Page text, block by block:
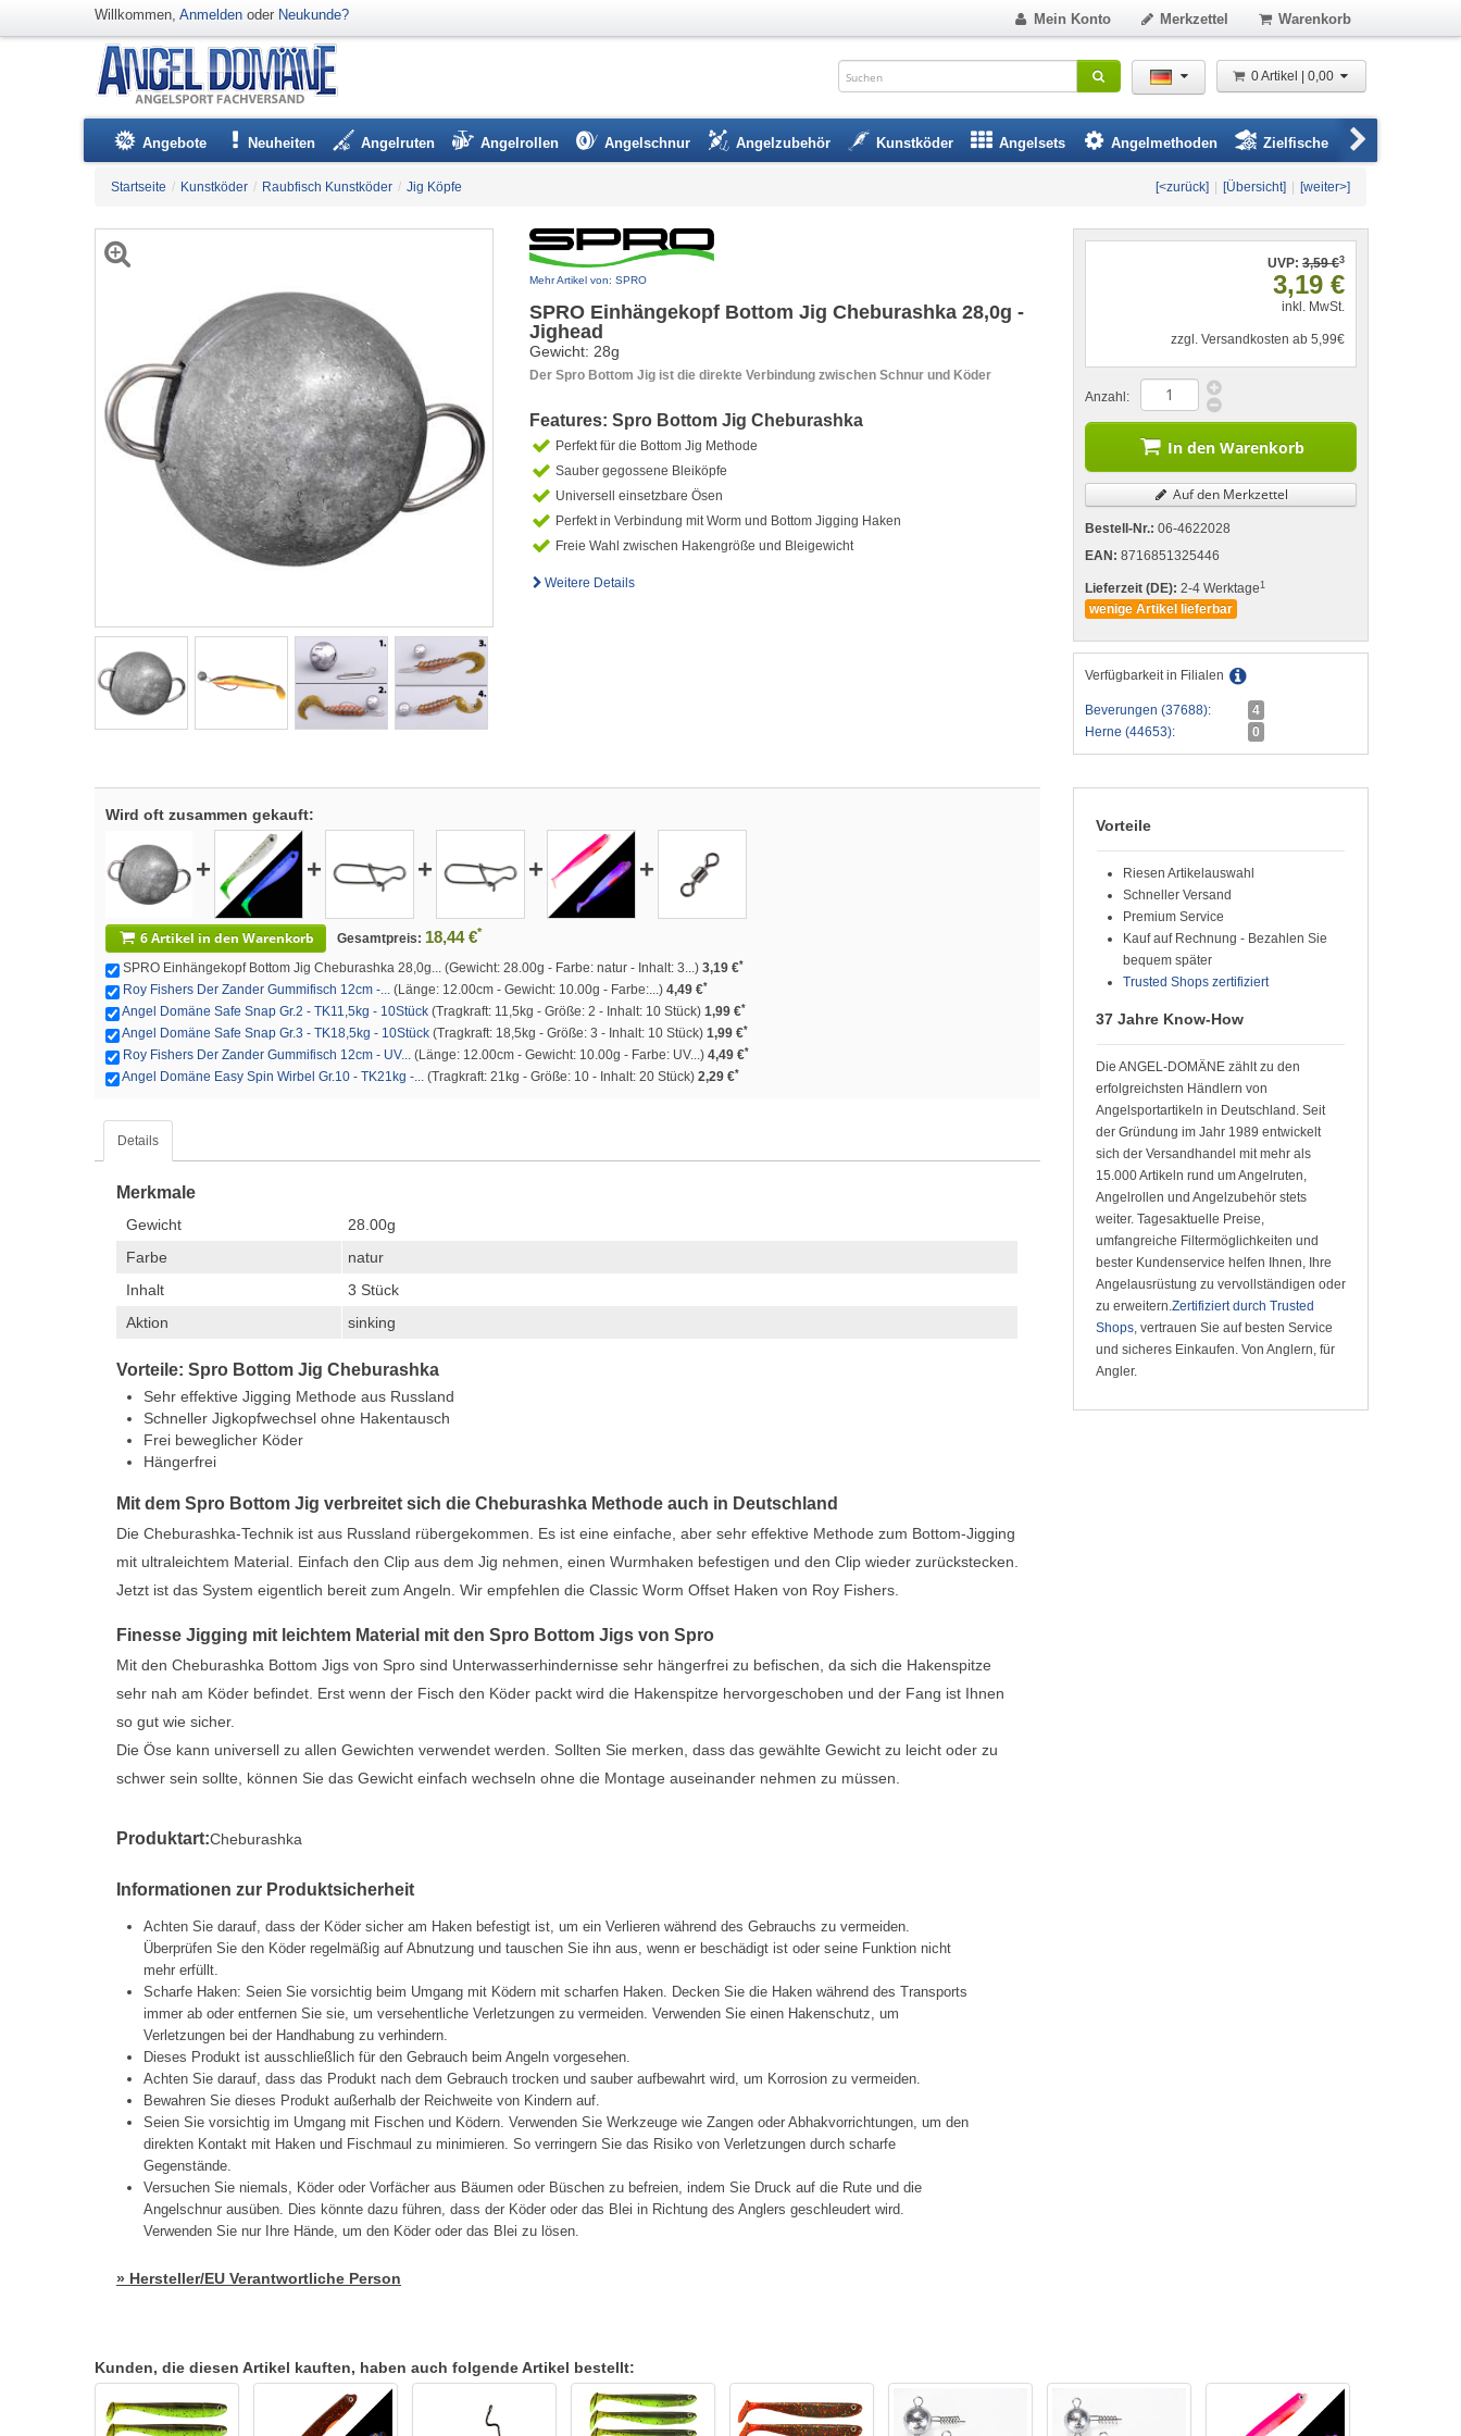
Willkommen, Anmelden oder Neukunde? Mein Konto Merkzettel Warenkorb
0 Artikel | 0,00
Angebote Neuheiten Angelruten Angelrollen Angelschnur Angelzubehör Kunstköder Angelsets Angelmethoden Zielfische
Startseite / Kunstköder / Raubfisch Kunstköder / Jig Köpfe [<zurück] [Übersicht] [weiter>]
Mehr Artikel von: SPRO
SPRO Einhängekopf Bottom Jig Cheburashka 28,0g -
Jighead
Gewicht: 28g
Der Spro Bottom Jig ist die direkte Verbindung zwischen Schnur und Köder
Features: Spro Bottom Jig Cheburashka
Perfekt für die Bottom Jig Methode
Sauber gegossene Bleiköpfe
Universell einsetzbare Ösen
Perfekt in Verbindung mit Worm und Bottom Jigging Haken
Freie Wahl zwischen Hakengröße und Bleigewicht
Weitere Details
UVP: 3,59 €3
3,19 €
inkl. MwSt.
zzgl. Versandkosten ab 5,99€
Anzahl:
In den Warenkorb
Auf den Merkzettel
Bestell-Nr.: 06-4622028
EAN: 8716851325446
Lieferzeit (DE): 2-4 Werktage 1
wenige Artikel lieferbar
Verfügbarkeit in Filialen
Beverungen (37688):
4
Herne (44653):
0
Wird oft zusammen gekauft:
+ + + + +
6 Artikel in den Warenkorb Gesamtpreis: 18,44 €*
SPRO Einhängekopf Bottom Jig Cheburashka 28,0g... (Gewicht: 28.00g - Farbe: natur - Inhalt: 3...) 3,19 €*
Roy Fishers Der Zander Gummifisch 12cm -... (Länge: 12.00cm - Gewicht: 10.00g - Farbe:...) 4,49 €*
Angel Domäne Safe Snap Gr.2 - TK11,5kg - 10Stück (Tragkraft: 11,5kg - Größe: 2 - Inhalt: 10 Stück) 1,99 €*
Angel Domäne Safe Snap Gr.3 - TK18,5kg - 10Stück (Tragkraft: 18,5kg - Größe: 3 - Inhalt: 10 Stück) 1,99 €*
Roy Fishers Der Zander Gummifisch 12cm - UV... (Länge: 12.00cm - Gewicht: 10.00g - Farbe: UV...) 4,49 €*
Angel Domäne Easy Spin Wirbel Gr.10 - TK21kg -... (Tragkraft: 21kg - Größe: 10 - Inhalt: 20 Stück) 2,29 €*
Details
Merkmale
Gewicht
28.00g
Farbe
natur
Inhalt
3 Stück
Aktion
sinking
Vorteile: Spro Bottom Jig Cheburashka
Sehr effektive Jigging Methode aus Russland
Schneller Jigkopfwechsel ohne Hakentausch
Frei beweglicher Köder
Hängerfrei
Mit dem Spro Bottom Jig verbreitet sich die Cheburashka Methode auch in Deutschland
Die Cheburashka-Technik ist aus Russland rübergekommen. Es ist eine einfache, aber sehr effektive Methode zum Bottom-Jigging
mit ultraleichtem Material. Einfach den Clip aus dem Jig nehmen, einen Wurmhaken befestigen und den Clip wieder zurückstecken.
Jetzt ist das System eigentlich bereit zum Angeln. Wir empfehlen die Classic Worm Offset Haken von Roy Fishers.
Finesse Jigging mit leichtem Material mit den Spro Bottom Jigs von Spro
Mit den Cheburashka Bottom Jigs von Spro sind Unterwasserhindernisse sehr hängerfrei zu befischen, da sich die Hakenspitze
sehr nah am Köder befindet. Erst wenn der Fisch den Köder packt wird die Hakenspitze hervorgeschoben und der Fang ist Ihnen
so gut wie sicher.
Die Öse kann universell zu allen Gewichten verwendet werden. Sollten Sie merken, dass das gewählte Gewicht zu leicht oder zu
schwer sein sollte, können Sie das Gewicht einfach wechseln ohne die Montage auseinander nehmen zu müssen.
Produktart:Cheburashka
Informationen zur Produktsicherheit
Achten Sie darauf, dass der Köder sicher am Haken befestigt ist, um ein Verlieren während des Gebrauchs zu vermeiden.
Überprüfen Sie den Köder regelmäßig auf Abnutzung und tauschen Sie ihn aus, wenn er beschädigt ist oder seine Funktion nicht
mehr erfüllt.
Scharfe Haken: Seien Sie vorsichtig beim Umgang mit Ködern mit scharfen Haken. Decken Sie die Haken während des Transports
immer ab oder entfernen Sie sie, um versehentliche Verletzungen zu vermeiden. Verwenden Sie einen Hakenschutz, um
Verletzungen bei der Handhabung zu verhindern.
Dieses Produkt ist ausschließlich für den Gebrauch beim Angeln vorgesehen.
Achten Sie darauf, dass das Produkt nach dem Gebrauch trocken und sauber aufbewahrt wird, um Korrosion zu vermeiden.
Bewahren Sie dieses Produkt außerhalb der Reichweite von Kindern auf.
Seien Sie vorsichtig im Umgang mit Fischen und Ködern. Verwenden Sie Werkzeuge wie Zangen oder Abhakvorrichtungen, um den
direkten Kontakt mit Haken und Fischmaul zu minimieren. So verringern Sie das Risiko von Verletzungen durch scharfe
Gegenstände.
Versuchen Sie niemals, Köder oder Vorfächer aus Bäumen oder Büschen zu befreien, indem Sie Druck auf die Rute und die
Angelschnur ausüben. Dies könnte dazu führen, dass der Köder oder das Blei in Richtung des Anglers geschleudert wird.
Verwenden Sie nur Ihre Hände, um den Köder oder das Blei zu lösen.
» Hersteller/EU Verantwortliche Person
Vorteile
Riesen Artikelauswahl
Schneller Versand
Premium Service
Kauf auf Rechnung - Bezahlen Sie
bequem später
Trusted Shops zertifiziert
37 Jahre Know-How
Die ANGEL-DOMÄNE zählt zu den
erfolgreichsten Händlern von
Angelsportartikeln in Deutschland. Seit
der Gründung im Jahr 1989 entwickelt
sich der Versandhandel mit mehr als
15.000 Artikeln rund um Angelruten,
Angelrollen und Angelzubehör stets
weiter. Tagesaktuelle Preise,
umfangreiche Filtermöglichkeiten und
bester Kundenservice helfen Ihnen, Ihre
Angelausrüstung zu vervollständigen oder
zu erweitern.Zertifiziert durch Trusted
Shops, vertrauen Sie auf besten Service
und sicheres Einkaufen. Von Anglern, für
Angler.
Kunden, die diesen Artikel kauften, haben auch folgende Artikel bestellt: